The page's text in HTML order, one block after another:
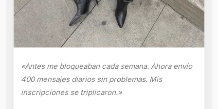
«Antes me bloqueaban cada semana. Ahora envío
400 mensajes diarios sin problemas. Mis
inscripciones se triplicaron.»